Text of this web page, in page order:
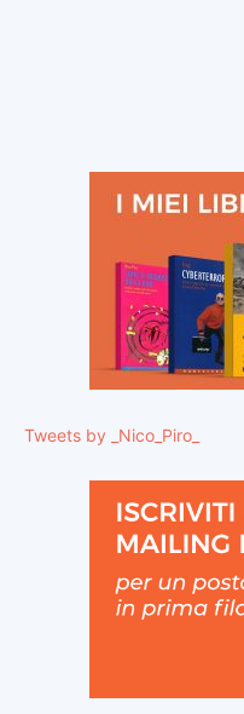
Tweets by _Nico_Piro_